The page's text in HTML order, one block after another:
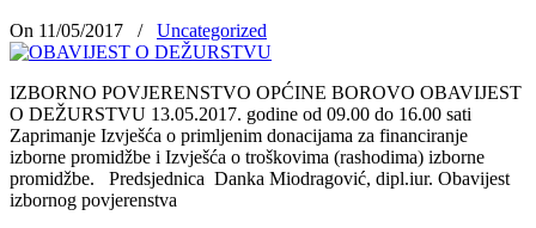
On 11/05/2017 / Uncategorized
IZBORNO POVJERENSTVO OPĆINE BOROVO OBAVIJEST
O DEŽURSTVU 13.05.2017. godine od 09.00 do 16.00 sati
Zaprimanje Izvješća o primljenim donacijama za financiranje
izborne promidžbe i Izvješća o troškovima (rashodima) izborne
promidžbe. Predsjednica Danka Miodragović, dipl.iur. Obavijest
izbornog povjerenstva